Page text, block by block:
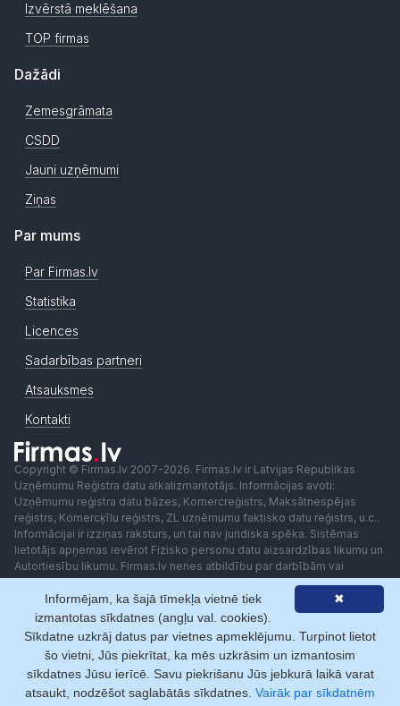
Izvērstā meklēšana
TOP firmas
Dažādi
Zemesgrāmata
CSDD
Jauni uzņēmumi
Ziņas
Par mums
Par Firmas.lv
Statistika
Licences
Sadarbības partneri
Atsauksmes
Kontakti
Copyright © Firmas.lv 2007-2026. Firmas.lv ir Latvijas Republikas
Uzņēmumu Reģistra datu atkalizmantotājs. Informācijas avoti:
Uzņēmumu reģistra datu bāzes, Komercreģistrs, Maksātnespējas
reģistrs, Komercķīlu reģistrs, ZL uzņēmumu faktisko datu reģistrs, u.c..
Informācijai ir izziņas raksturs, un tai nav juridiska spēka. Sistēmas
lietotājs apņemas ievērot Fizisko personu datu aizsardzības likumu un
Autortiesību likumu. Firmas.lv nenes atbildību par darbībām vai
lēmumiem, kas balstīti uz saņemto pakalpojumu. Lietotājam aizliegts
izmantot jebkādas automatizētas sistēmas vai iekārtas (robotus)
piekļuvei sistēmai bez rakstiskas saskaņošanas ar Firmas.lv. Galvenā
redaktore: Ingūna Pempere.
Lietošanas noteikumi
Privātuma politika Norēķini ar
✖
Informējam, ka šajā tīmekļa vietnē tiek
izmantotas sīkdatnes (angļu val. cookies).
Sīkdatne uzkrāj datus par vietnes apmeklējumu. Turpinot lietot
šo vietni, Jūs piekrītat, ka mēs uzkrāsim un izmantosim
sīkdatnes Jūsu ierīcē. Savu piekrišanu Jūs jebkurā laikā varat
atsaukt, nodzēšot saglabātās sīkdatnes. Vairāk par sīkdatnēm